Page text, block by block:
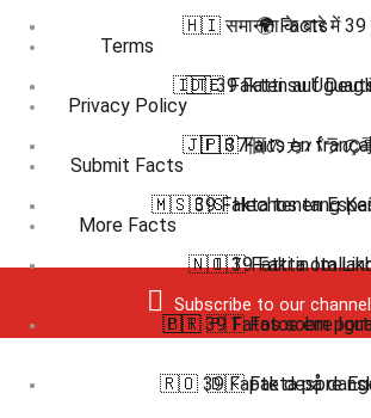
Terms
Privacy Policy
Submit Facts
More Facts
Subscribe to our channel
🇭🇮 समानता के बारे में 39
🇮🇹 39 Fatti su
🇯🇵 37個のカバラの
🇲🇸 39 Fakta tentang
🇳🇴 39 Fakta om
🇵🇹 39 Fatos sobre
🇷🇴 39 Fapte despre
🌍 Facts
🇩🇪 Fakten auf
🇫🇷 Faits en
🇪🇸 Hechos en
🇮🇹 Fatti in
🇧🇷 🇵🇹 Fatos em
🇩🇰 Fakta på